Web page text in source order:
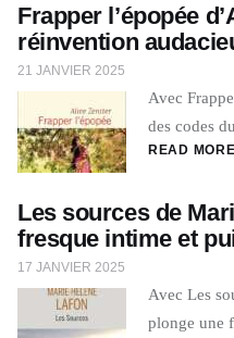
Frapper l’épopée
réinvention
21 JANVIER 2025
Avec
des codes
READ MORE
Les sources de
fresque intime et
17 JANVIER 2025
Avec Les
plonge une